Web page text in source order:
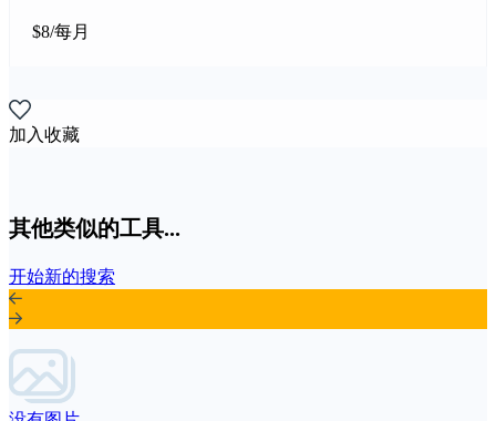
$8/每月
加入收藏
其他类似的工具...
开始新的搜索